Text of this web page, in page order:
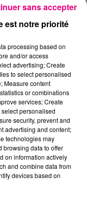
Vierge
Sagittaire
est notre priorité
processing based on
and/or access
advertising; Create
to select personalised
Measure content
or combinations
services; Create
personalised
security, prevent and
advertising and content;
technologies may
browsing data to offer
on information actively
and combine data from
devices based on
sans accepter